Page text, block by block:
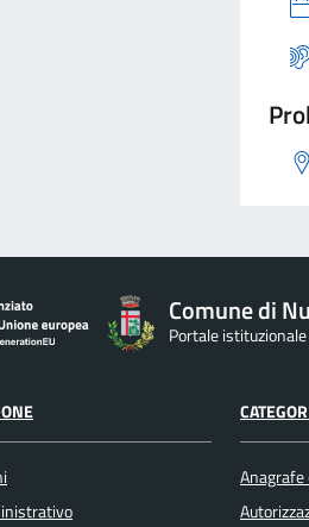
Comune di
Portale